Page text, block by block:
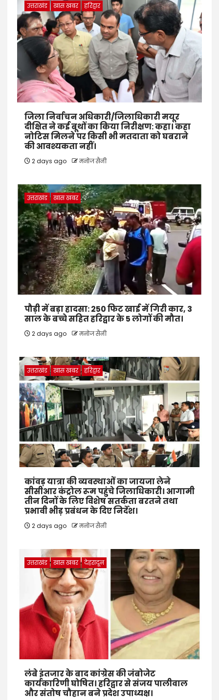
उत्तराखंड खास खबर हरिद्वार
जिला निर्वाचन अधिकारी/जिलाधिकारी मयूर
दीक्षित ने कई बूथों का किया निरीक्षण: कहा। कहा
नोटिस मिलने पर किसी भी मतदाता को घबराने
की आवश्यकता नहीं।
2 days ago मनोज सैनी
उत्तराखंड खास खबर
पौड़ी में बड़ा हादसा: 250 फिट खाई में गिरी कार, 3
साल के बच्चे सहित हरिद्वार के 5 लोगों की मौत।
2 days ago मनोज सैनी
उत्तराखंड खास खबर हरिद्वार
कांवड़ यात्रा की व्यवस्थाओं का जायजा लेने
सीसीआर कंट्रोल रूम पहुंचे जिलाधिकारी। आगामी
तीन दिनों के लिए विशेष सतर्कता बरतने तथा
प्रभावी भीड़ प्रबंधन के दिए निर्देश।
2 days ago मनोज सैनी
उत्तराखंड खास खबर देहरादून
लंबे इंतजार के बाद कांग्रेस की जंबोजेट
कार्यकारिणी घोषित। हरिद्वार से संजय पालीवाल
और संतोष चौहान बने प्रदेश उपाध्यक्ष।